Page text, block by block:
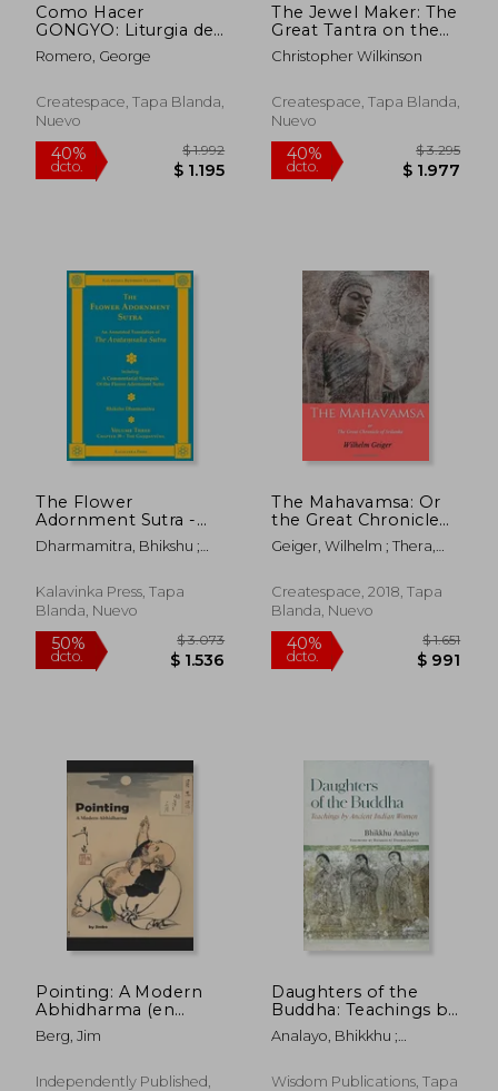
40% 40%
Como Hacer
GONGYO: Liturgia del
Budismo de Nichiren
Daishonin
Romero, George
Createspace, Tapa Blanda,
Nuevo
The Jewel Maker: The
Great Tantra on the
Consequence of
Sound
Christopher Wilkinson
Createspace, Tapa Blanda,
Nuevo
The Flower
Adornment Sutra -
Volume Three: An
Annotated
AvataṂSaka Sutra
With a Commentarial
Flower Adornment
Sutra (Kalavinka
Dharmamitra, Bhikshu ;
Tripitaka
Kalavinka Press, Tapa
Blanda, Nuevo
The Mahavamsa: Or
the Great Chronicle
of Srilanka (en Inglés)
Geiger, Wilhelm ; Thera,
Createspace, 2018, Tapa
Blanda, Nuevo
Pointing: A Modern
Abhidharma (en
Inglés)
Berg, Jim
Independently Published,
Daughters of the
Buddha: Teachings by
Ancient Indian
Women (en Inglés)
Analayo, Bhikkhu ;
Wisdom Publications, Tapa